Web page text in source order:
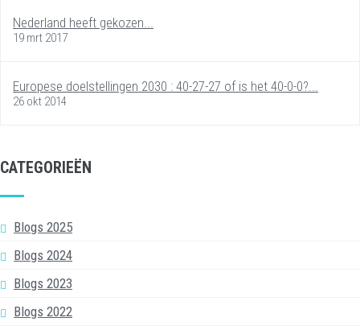
Nederland heeft gekozen...
19 mrt 2017
Europese doelstellingen 2030 : 40-27-27 of is het 40-0-0?...
26 okt 2014
CATEGORIEËN
Blogs 2025
Blogs 2024
Blogs 2023
Blogs 2022